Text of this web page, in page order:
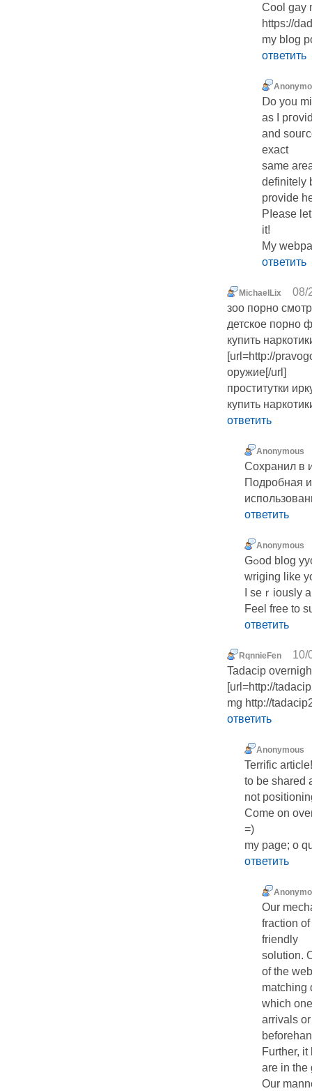
Cool gay
https://
my blog
ответить
Ⅾo you
as I
and
exact
sаme
definitely
provide
Pⅼease
it!
My
ответить
MichaelLix
08/
зоо порно
детское порно
купить
[url=http://
оружие[/url]
проститутки
купить
ответить
Anonymous
Сохранил в
Подробная
ответить
Anonymous
Gߋod blog yyou have here.. It's harⅾ to find quality
wriging like
I seｒiously
Feel free to
ответить
RqnnieFen
10/
Tadacip
[url=http://
mg http://
ответить
Anonymous
Terrific
to be shared
not
Come on
=)
my page; o
ответить
Our
fraction
friendly
solution.
of the
matching
which
arrivals
Further,
are in the
Our